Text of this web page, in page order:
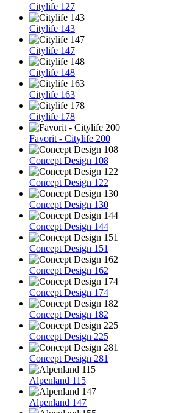
Citylife 127
Citylife 143
Citylife 147
Citylife 148
Citylife 163
Citylife 178
Favorit - Citylife 200
Concept Design 108
Concept Design 122
Concept Design 130
Concept Design 144
Concept Design 151
Concept Design 162
Concept Design 174
Concept Design 182
Concept Design 225
Concept Design 281
Alpenland 115
Alpenland 147